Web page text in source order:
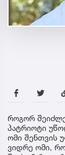
როგორ
პატრიოტი
ომი შენთვის
ვიდრე ომი,